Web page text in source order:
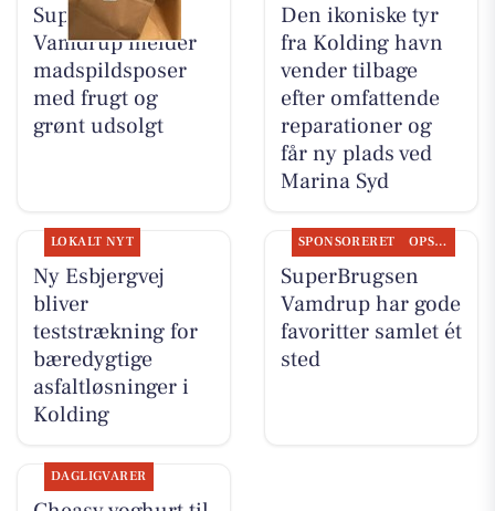
SuperBrugsen
Vamdrup melder
madspildsposer
med frugt og
grønt udsolgt
Den ikoniske tyr
fra Kolding havn
vender tilbage
efter omfattende
reparationer og
får ny plads ved
Marina Syd
LOKALT NYT
Ny Esbjergvej
bliver
teststrækning for
bæredygtige
asfaltløsninger i
Kolding
SPONSORERET OPSLAGSTAVLEN
SuperBrugsen
Vamdrup har gode
favoritter samlet ét
sted
DAGLIGVARER